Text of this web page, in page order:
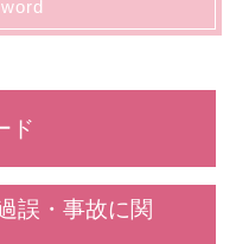
ド
誤・事故に関